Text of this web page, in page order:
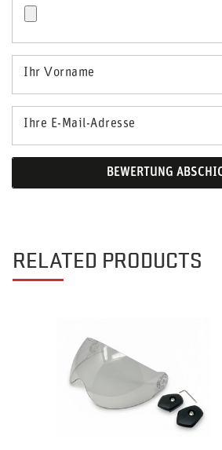
Ihr Vorname
Ihre E-Mail-Adresse
BEWERTUNG
RELATED PRODUCTS